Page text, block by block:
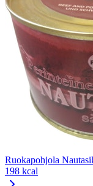
Ruokapohjola
198 kcal